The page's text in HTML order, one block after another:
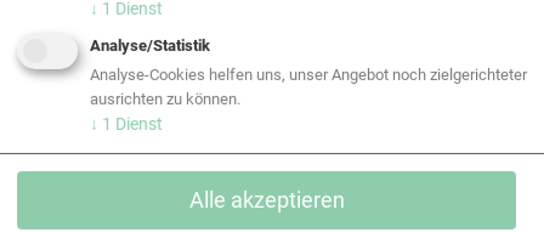
↓ 1 Dienst
Analyse/Statistik
Analyse-Cookies helfen uns, unser Angebot noch zielgerichteter
ausrichten zu können.
↓ 1 Dienst
Alle akzeptieren